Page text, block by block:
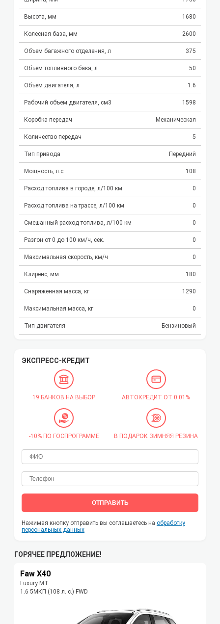
Высота, мм 1680
Колесная база, мм 2600
Объем багажного отделения, л 375
Объем топливного бака, л 50
Объем двигателя, л 1.6
Рабочий объем двигателя, см3 1598
Коробка передач Механическая
Количество передач 5
Тип привода Передний
Мощность, л.с 108
Расход топлива в городе, л/100 км 0
Расход топлива на трассе, л/100 км 0
Смешанный расход топлива, л/100 км 0
Разгон от 0 до 100 км/ч, сек. 0
Максимальная скорость, км/ч 0
Клиренс, мм 180
Снаряженная масса, кг 1290
Максимальная масса, кг 0
Тип двигателя Бензиновый
ЭКСПРЕСС-КРЕДИТ
19 БАНКОВ НА ВЫБОР АВТОКРЕДИТ ОТ 0.01%
-10% ПО ГОСПРОГРАММЕ В ПОДАРОК ЗИМНЯЯ РЕЗИНА
ОТПРАВИТЬ
Нажимая кнопку отправить вы соглашаетесь на обработку
персональных данных
ГОРЯЧЕЕ ПРЕДЛОЖЕНИЕ!
Faw X40
Luxury МТ
1.6 5МКП (108 л. с.) FWD